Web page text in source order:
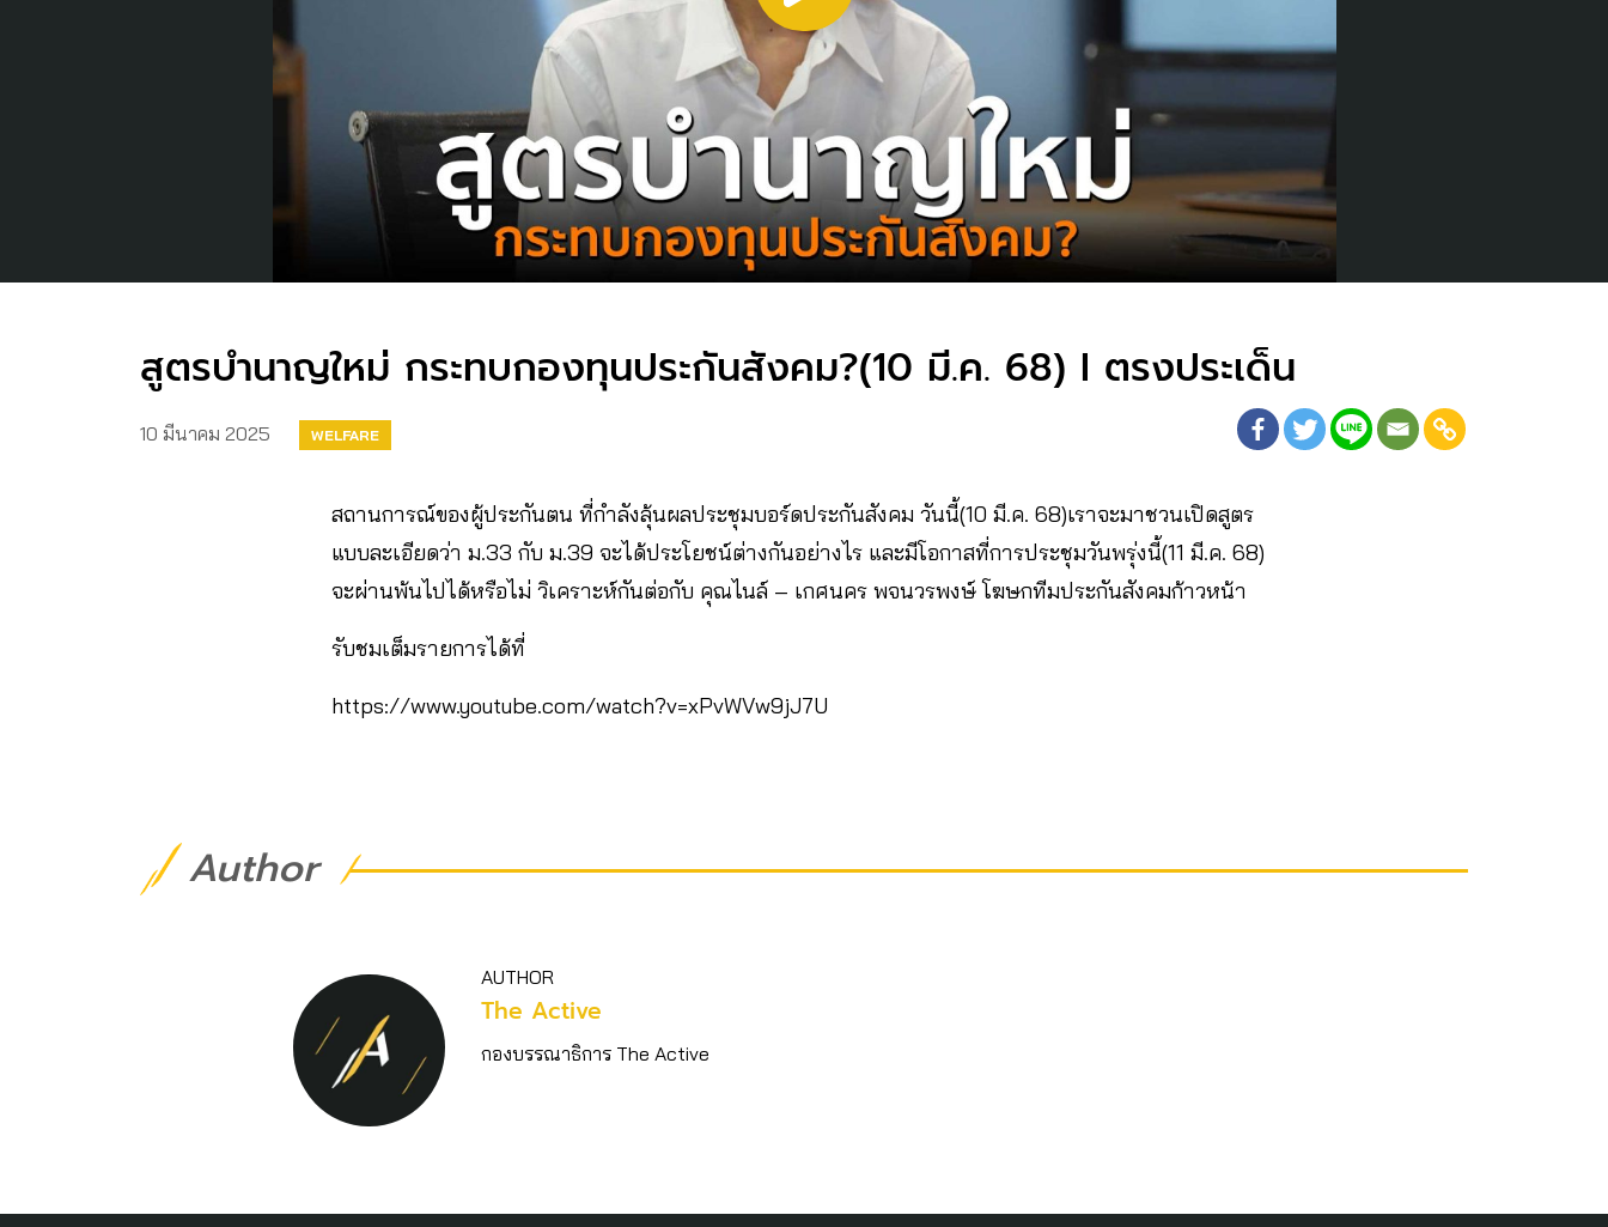
สูตรบำนาญใหม่ กระทบกองทุนประกันสังคม?(10 มี.ค. 68) I ตรงประเด็น
10 มีนาคม 2025 WELFARE
สถานการณ์ของผู้ประกันตน ที่กำลังลุ้นผลประชุมบอร์ดประกันสังคม วันนี้(10 มี.ค. 68)เราจะมาชวนเปิดสูตร
แบบละเอียดว่า ม.33 กับ ม.39 จะได้ประโยชน์ต่างกันอย่างไร และมีโอกาสที่การประชุมวันพรุ่งนี้(11 มี.ค. 68)
จะผ่านพ้นไปได้หรือไม่ วิเคราะห์กันต่อกับ คุณไนล์ – ​เกศนคร พจนวรพงษ์ โฆษกทีมประกันสังคมก้าวหน้า
รับชมเต็มรายการได้ที่
https://www.youtube.com/watch?v=xPvWVw9jJ7U
Author
AUTHOR
The Active
กองบรรณาธิการ The Active